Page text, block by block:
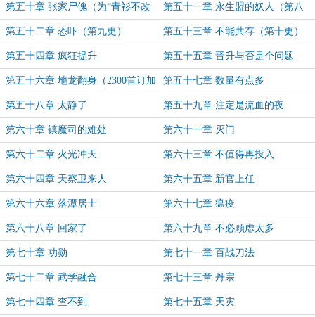
（第五更） 舒”盟主加更）
第五十章 张家尸傀（为“青衫不改
流意”盟主加更）
第五十一章 永生盟的妖人（第八
更）
第五十二章 恐吓（第九更） 第五十三章 不能共存（第十更）
第五十四章 疯狂提升 第五十五章 晋升与否是个问题
第五十六章 地龙翻身（2300首订加
更）
第五十七章 数量有点多
第五十八章 太静了 第五十九章 注定是流血的夜
第六十章 镇魔司的难处 第六十一章 灭门
第六十二章 火光冲天 第六十三章 不值得再投入
第六十四章 天察卫来人 第六十五章 新官上任
第六十六章 落潭居士 第六十七章 瘟疫
第六十八章 回家了 第六十九章 不必顾虑太多
第七十章 功勋 第七十一章 百战刀法
第七十二章 武学融合 第七十三章 丹宗
第七十四章 查不到 第七十五章 天灾